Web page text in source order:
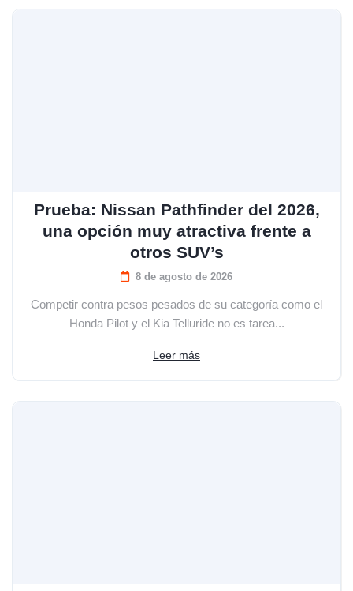
Prueba: Nissan Pathfinder del 2026,
una opción muy atractiva frente a
otros SUV’s
8 de agosto de 2026
Competir contra pesos pesados de su categoría como el
Honda Pilot y el Kia Telluride no es tarea...
Leer más